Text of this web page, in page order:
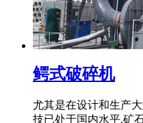
鳄式破碎机
尤其是在设计和生产
技已处于国内水平,矿